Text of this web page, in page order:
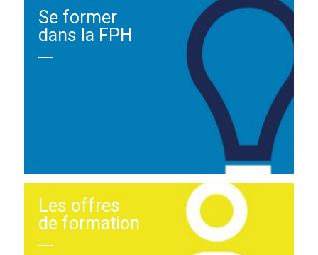
Se former
dans la FPH
Les offres
de formation